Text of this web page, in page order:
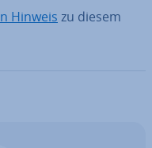
Hinweis zu diesem